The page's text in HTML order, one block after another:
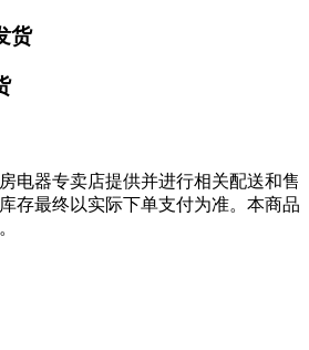
货
电器专卖店提供并进行相关配送和售
存最终以实际下单支付为准。本商品